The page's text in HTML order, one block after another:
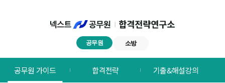
공무원 소방
합격전략연구소
공무원 가이드 합격전략 기출&해설강의